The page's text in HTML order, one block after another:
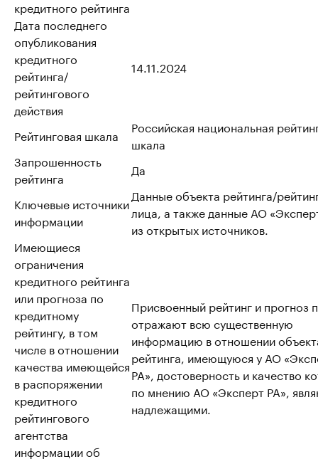
кредитного рейтинга
Дата последнего
опубликования
кредитного
рейтинга/
рейтингового
действия
14.11.2024
Рейтинговая шкала
Российская национальная
шкала
Запрошенность
рейтинга
Да
Ключевые источники
информации
Данные объекта рейтинга/
лица, а также данные АО
из открытых источников.
Имеющиеся
ограничения
кредитного рейтинга
или прогноза по
кредитному
рейтингу, в том
числе в отношении
качества имеющейся
в распоряжении
кредитного
рейтингового
агентства
информации об
Присвоенный рейтинг и прогноз
отражают всю существенную
информацию в отношении
рейтинга, имеющуюся у АО
РА», достоверность и качество
по мнению АО «Эксперт РА»,
надлежащими.